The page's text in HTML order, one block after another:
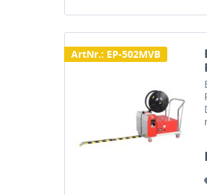
ArtNr.: EP-502MVB